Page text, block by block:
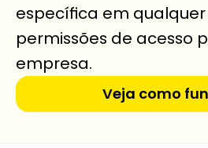
específica em
permissões de acesso
empresa.
Veja como